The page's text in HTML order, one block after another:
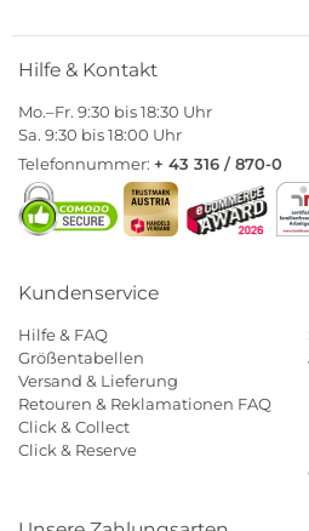
Hilfe & Kontakt
Mo.–Fr. 9:30 bis 18:30 Uhr
Sa. 9:30 bis 18:00 Uhr
Telefonnummer: + 43 316 / 870-0
Kundenservice
Hilfe & FAQ
Größentabellen
Versand & Lieferung
Retouren & Reklamationen FAQ
Click & Collect
Click & Reserve